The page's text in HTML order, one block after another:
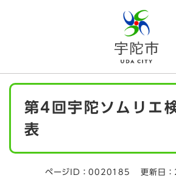
メニューを飛ばして本
本
第4回宇陀ソムリエ
表
ページID：0020185 更新日